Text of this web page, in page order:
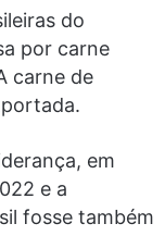
do
por carne
carne de
em
e a
fosse também